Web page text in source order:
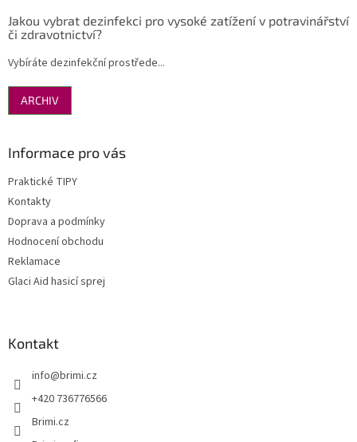
Jakou vybrat dezinfekci pro vysoké zatížení v potravinářství
či zdravotnictví?
Vybíráte dezinfekční prostřede...
ARCHIV
Informace pro vás
Praktické TIPY
Kontakty
Doprava a podmínky
Hodnocení obchodu
Reklamace
Glaci Aid hasicí sprej
Kontakt
info@brimi.cz
+420 736776566
Brimi.cz